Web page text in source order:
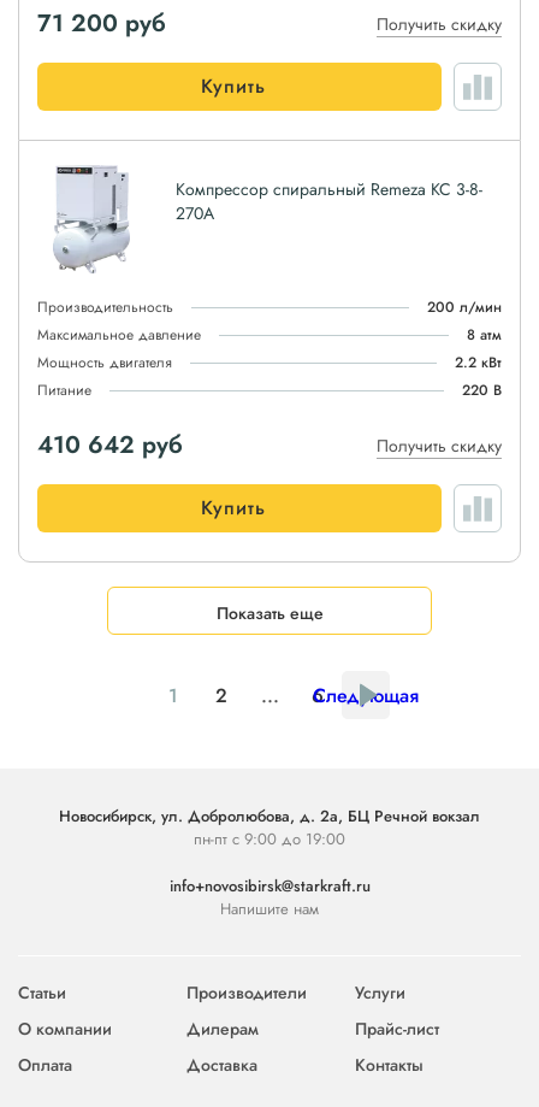
71 200 руб Получить скидку
Купить
Компрессор спиральный Remeza КС 3-8-
270А
Производительность
200 л/мин
Максимальное давление
8 атм
Мощность двигателя
2.2 кВт
Питание
220 В
410 642 руб Получить скидку
Купить
Показать еще
1 2 ... 6
Следующая
Новосибирск, ул. Добролюбова, д. 2а, БЦ Речной вокзал
пн-пт с 9:00 до 19:00
info+novosibirsk@starkraft.ru
Напишите нам
Статьи Производители
Услуги
О компании
Дилерам
Прайс-лист
Оплата
Доставка Контакты